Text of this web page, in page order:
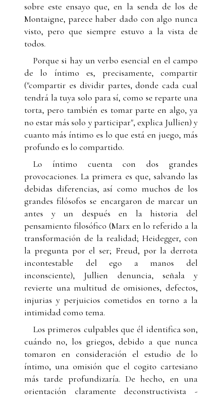
sobre este ensayo que, en la senda de los de
Montaigne, parece haber dado con algo nunca
visto, pero que siempre estuvo a la vista de
todos.
Porque si hay un verbo esencial en el campo
de lo íntimo es, precisamente, compartir
("compartir es dividir partes, donde cada cual
tendrá la tuya solo para sí, como se reparte una
torta, pero también es tomar parte en algo, ya
no estar más solo y participar", explica Jullien) y
cuanto más íntimo es lo que está en juego, más
profundo es lo compartido.
Lo íntimo cuenta con dos grandes
provocaciones. La primera es que, salvando las
debidas diferencias, así como muchos de los
grandes filósofos se encargaron de marcar un
antes y un después en la historia del
pensamiento filosófico (Marx en lo referido a la
transformación de la realidad; Heidegger, con
la pregunta por el ser; Freud, por la derrota
incontestable del ego a manos del
inconsciente), Jullien denuncia, señala y
revierte una multitud de omisiones, defectos,
injurias y perjuicios cometidos en torno a la
intimidad como tema.
Los primeros culpables que él identifica son,
cuándo no, los griegos, debido a que nunca
tomaron en consideración el estudio de lo
íntimo, una omisión que el cogito cartesiano
más tarde profundizaría. De hecho, en una
orientación claramente deconstructivista -